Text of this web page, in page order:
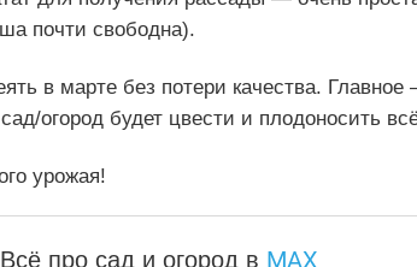
почти свободна).
в марте без потери качества.
огород будет цвести и плодоносить
урожая!
Всё про сад и огород в MAX